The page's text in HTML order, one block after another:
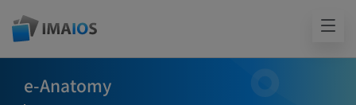
e-Anatomy